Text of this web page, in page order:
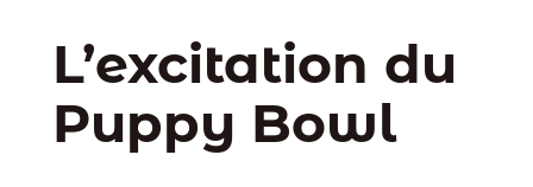
L’excitation du
Puppy Bowl